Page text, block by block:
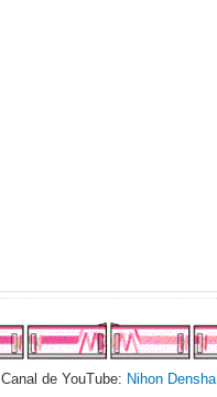
Canal de YouTube: Nihon Densha